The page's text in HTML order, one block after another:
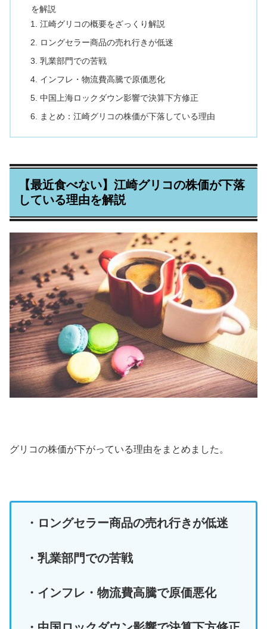
を解説
江崎グリコの概要をざっくり解説
ロングセラー商品の売れ行きが低迷
乳業部門での苦戦
インフレ・物流費高騰で原価悪化
中国上海ロックダウン影響で決算下方修正
まとめ：江崎グリコの株価が下落している理由
【最近食べない】江崎グリコの株価が下落
している理由を解説
グリコの株価が下がっている理由をまとめました。
・ロングセラー商品の売れ行きが低迷
・乳業部門での苦戦
・インフレ・物流費高騰で原価悪化